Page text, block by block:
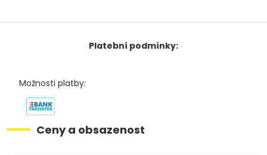
Platební podmínky:
Možnosti platby:
Ceny a obsazenost